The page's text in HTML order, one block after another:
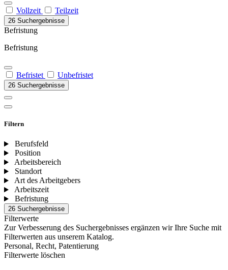
Vollzeit Teilzeit
26 Suchergebnisse
Befristung
Befristung
Befristet Unbefristet
26 Suchergebnisse
Filtern
Berufsfeld
Position
Arbeitsbereich
Standort
Art des Arbeitgebers
Arbeitszeit
Befristung
26 Suchergebnisse
Filterwerte
Zur Verbesserung des Suchergebnisses ergänzen wir Ihre Suche mit
Filterwerten aus unserem Katalog.
Personal, Recht, Patentierung
Filterwerte löschen